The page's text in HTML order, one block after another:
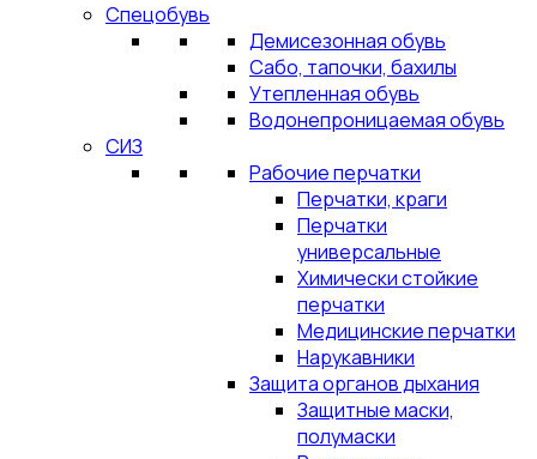
Спецобувь
Демисезонная обувь
Сабо, тапочки, бахилы
Утепленная обувь
Водонепроницаемая обувь
СИЗ
Рабочие перчатки
Перчатки, краги
Перчатки
универсальные
Химически стойкие
перчатки
Медицинские перчатки
Нарукавники
Защита органов дыхания
Защитные маски,
полумаски